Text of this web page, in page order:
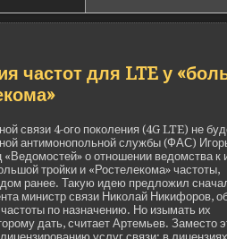
частот для LTE у
связи 4-ого поколения (4G LTE) не
антимонопольной службы (ФАС)
«Ведомостей» о отношении ве­домства к
тройки и «Ростелекома» частоты,
ранее. Такую иде­ю предложил
министр связи Николай Никифоров,
по назначению. Но изымать их
дать, считает Артемьев. Заместо